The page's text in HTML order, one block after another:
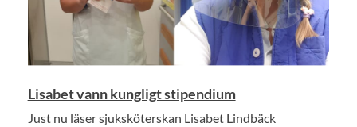
Lisabet vann kungligt stipendium
Just nu läser sjuksköterskan Lisabet Lindbäck